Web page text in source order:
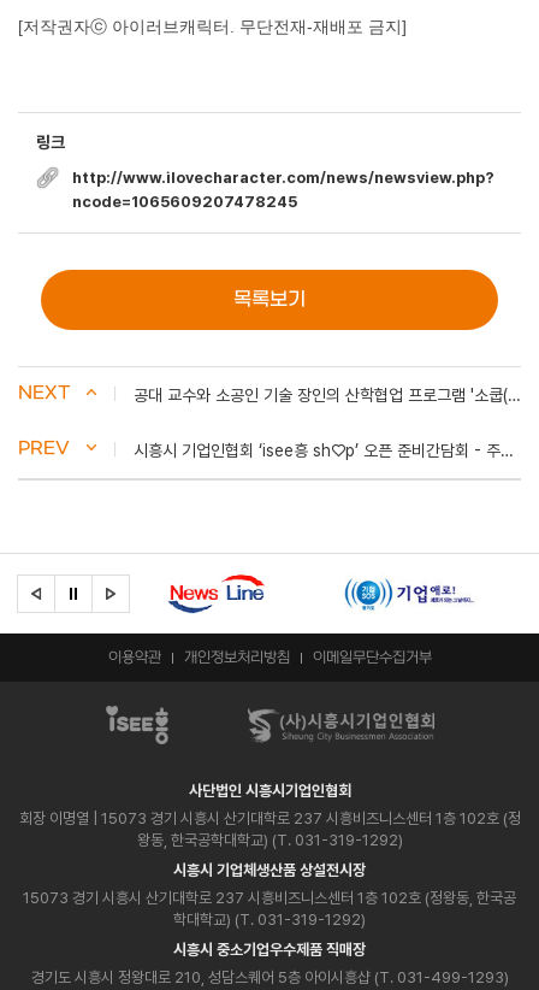
[저작권자ⓒ 아이러브캐릭터. 무단전재-재배포 금지]
링크
http://www.ilovecharacter.com/news/newsview.php?
ncode=1065609207478245
목록보기
NEXT 공대 교수와 소공인 기술 장인의 산학협업 프로그램 '소쿱(socoop)' - 시흥저널
PREV 시흥시 기업인협회 ‘isee흥 sh♡p’ 오픈 준비간담회 - 주간시흥
이용약관 개인정보처리방침 이메일무단수집거부
사단법인 시흥시기업인협회
회장 이명열 | 15073 경기 시흥시 산기대학로 237 시흥비즈니스센터 1층 102호 (정
왕동, 한국공학대학교) (T. 031-319-1292)
시흥시 기업체생산품 상설전시장
15073 경기 시흥시 산기대학로 237 시흥비즈니스센터 1층 102호 (정왕동, 한국공
학대학교) (T. 031-319-1292)
시흥시 중소기업우수제품 직매장
경기도 시흥시 정왕대로 210, 성담스퀘어 5층 아이시흥샵 (T. 031-499-1293)